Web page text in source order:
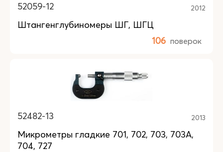
52059-12 2012
Штангенглубиномеры ШГ, ШГЦ
106 поверок
52482-13 2013
Микрометры гладкие 701, 702, 703, 703А,
704, 727